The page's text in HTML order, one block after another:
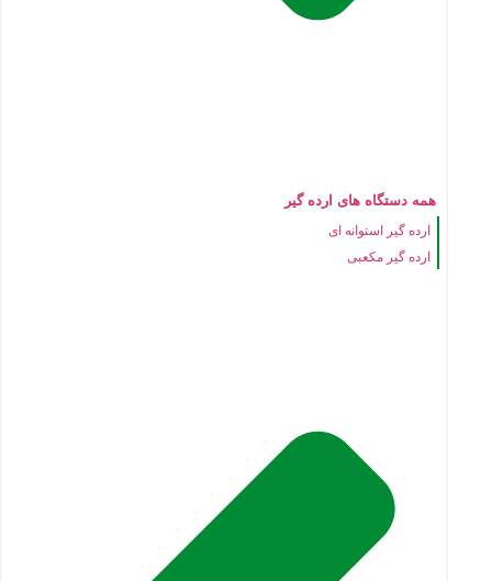
همه دستگاه های ارده گیر
ارده گیر استوانه ای
ارده گیر مکعبی